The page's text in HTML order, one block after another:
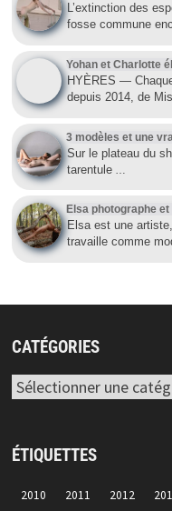
L’extinction des
fosse commune
Yohan et Charlotte
HYÈRES —
depuis 2014, de
3 modèles et une
Sur le plateau du
tarentule…
Elsa photographe
Elsa est une
travaille comme
CATÉGORIES
Catégories
ÉTIQUETTES
2010 2011 2012